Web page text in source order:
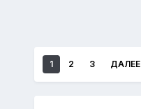
1 2 3 ДАЛЕЕ